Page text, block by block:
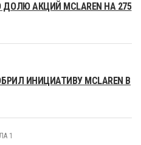
АКЦИЙ MCLAREN НА 275
ИНИЦИАТИВУ MCLAREN В
1